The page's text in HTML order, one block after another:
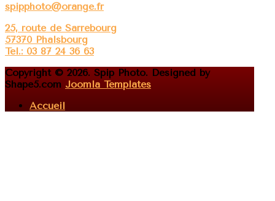
spipphoto@orange.fr
25, route de Sarrebourg
57370 Phalsbourg
Tel.: 03 87 24 36 63
Copyright © 2026. Spip Photo. Designed by
Shape5.com Joomla Templates
Accueil